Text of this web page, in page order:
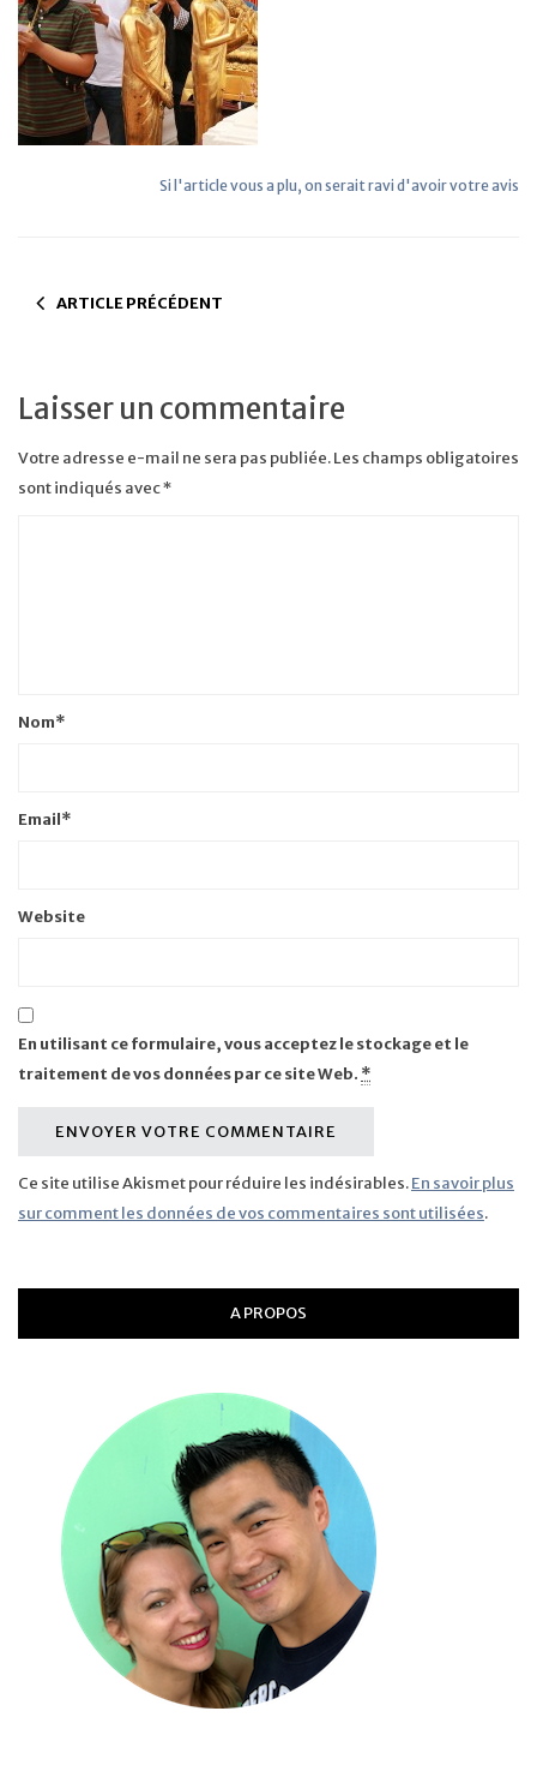
Si l'article vous a plu, on serait ravi d'avoir votre avis
ARTICLE PRÉCÉDENT
Laisser un commentaire
Votre adresse e-mail ne sera pas publiée.Les champs obligatoires
sont indiqués avec*
Nom*
Email*
Website
En utilisant ce formulaire, vous acceptez le stockage et le
traitement de vos données par ce site Web. *
Ce site utilise Akismet pour réduire les indésirables.En savoir plus
sur comment les données de vos commentaires sont utilisées.
A PROPOS